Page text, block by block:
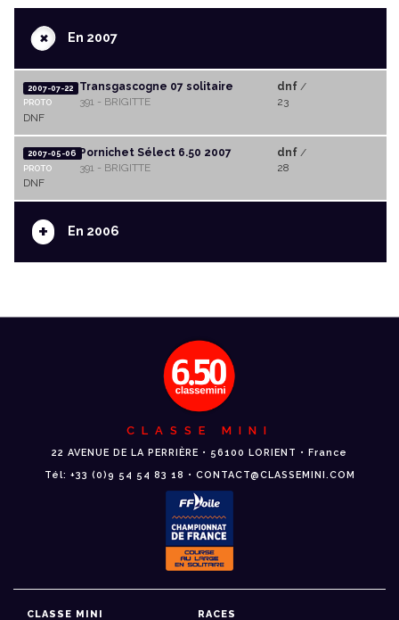
+En 2007
2007-07-22
PROTO
Transgascogne 07 solitaire
391 - BRIGITTE
dnf/
23
DNF
2007-05-06
PROTO
Pornichet Sélect 6.50 2007
391 - BRIGITTE
dnf/
28
DNF
+ En 2006
CLASSE MINI
22 AVENUE DE LA PERRIÈRE • 56100 LORIENT • France
Tél: +33 (0)9 54 54 83 18 • CONTACT@CLASSEMINI.COM
CLASSE MINI RACES